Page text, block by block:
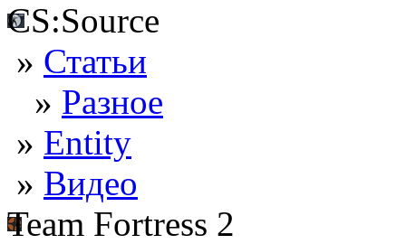
CS:Source
» Статьи
» Разное
» Entity
» Видео
Team Fortress 2